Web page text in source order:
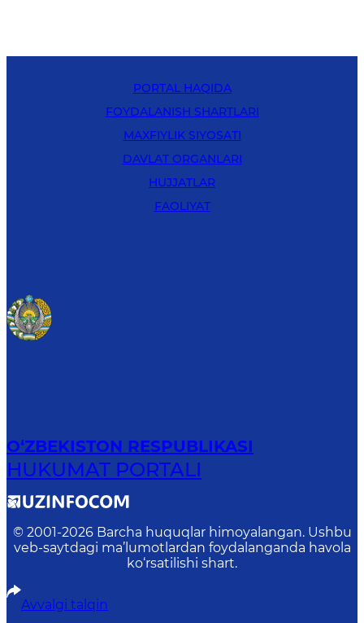
PORTAL HAQIDA
FOYDALANISH SHARTLARI
MAXFIYLIK SIYOSATI
DAVLAT ORGANLARI
HUJJATLAR
FAOLIYAT
O‘ZBEKISTON RESPUBLIKASI
HUKUMAT PORTALI
© 2001-2026 Barcha huquqlar himoyalangan. Ushbu
veb-saytdagi ma’lumotlardan foydalanganda havola
ko‘rsatilishi shart.
Avvalgi talqin